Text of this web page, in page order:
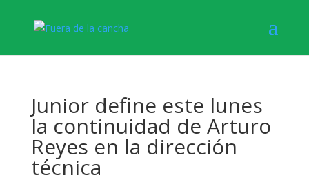
Junior define este lunes
la continuidad de Arturo
Reyes en la dirección
técnica